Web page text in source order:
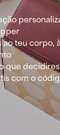
ao teu corpo,
que
com o